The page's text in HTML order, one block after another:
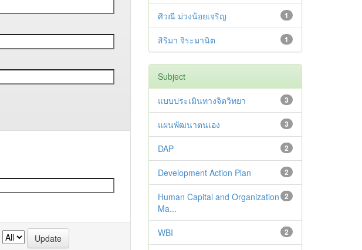
1
ศิวณี ม่วงน้อยเจริญ
1
สิริมา จิระมานิต
Subject
3
แบบประเมินทางจิตวิทยา
3
แผนพัฒนาตนเอง
2
DAP
2
Development Action Plan
2
Human Capital and Organization
Ma...
2
WBI